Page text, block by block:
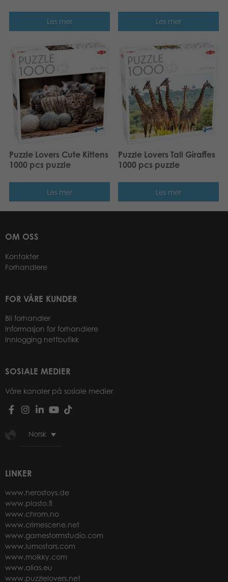
Les mer Les mer
Puzzle Lovers Cute Kittens
1000 pcs puzzle
Les mer
Puzzle Lovers Tall Giraffes
1000 pcs puzzle
Les mer
OM OSS
Kontakter
Forhandlere
FOR VÅRE KUNDER
Bli forhandler
Informasjon for forhandlere
Innlogging nettbutikk
SOSIALE MEDIER
Våre kanaler på sosiale medier
Norsk
LINKER
www.herostoys.de
www.plasto.fi
www.chrom.no
www.crimescene.net
www.gamestormstudio.com
www.lumostars.com
www.molkky.com
www.alias.eu
www.puzzlelovers.net